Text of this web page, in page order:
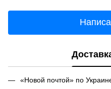
«Новой почтой» по